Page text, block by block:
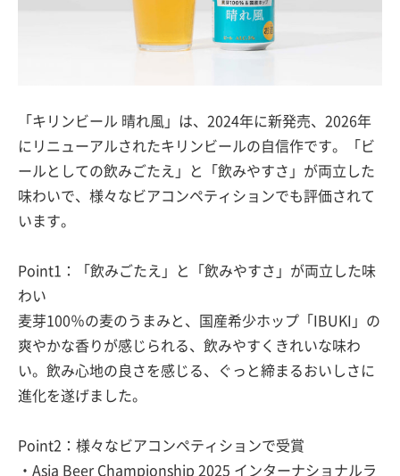
「キリンビール 晴れ風」は、2024年に新発売、2026年
にリニューアルされたキリンビールの自信作です。「ビ
ールとしての飲みごたえ」と「飲みやすさ」が両立した
味わいで、様々なビアコンペティションでも評価されて
います。
Point1：「飲みごたえ」と「飲みやすさ」が両立した味
わい
麦芽100％の麦のうまみと、国産希少ホップ「IBUKI」の
爽やかな香りが感じられる、飲みやすくきれいな味わ
い。飲み心地の良さを感じる、ぐっと締まるおいしさに
進化を遂げました。
Point2：様々なビアコンペティションで受賞
・Asia Beer Championship 2025 インターナショナルラ